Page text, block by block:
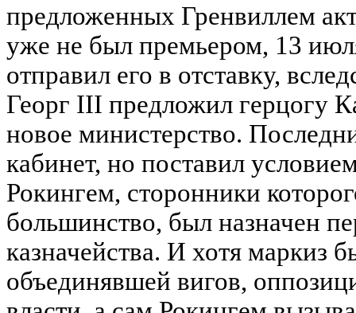
предложенных Гренвиллем
уже не был премьером, 13
отправил его в отставку,
Георг III предложил герцогу
новое министерство.
кабинет, но поставил
Рокингем, сторонники
большинство, был назначен
казначейства. И хотя маркиз
объединявшей вигов,